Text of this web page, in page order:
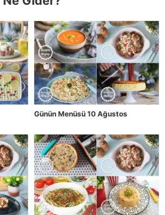
Günün Menüsü 10 Ağustos